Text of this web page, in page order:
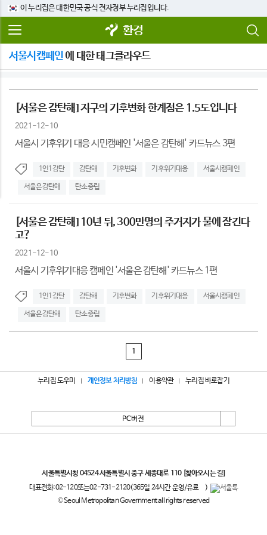
이 누리집은 대한민국 공식 전자정부 누리집입니다.
환경
서울시캠페인 에 대한 태그클라우드
[서울은 감탄해] 지구의 기후변화 한계점은 1.5도입니다
2021-12-10
서울시 기후위기 대응 시민캠페인 '서울은 감탄해' 카드뉴스 3편
1인1감탄 감탄해 기후변화 기후위기대응 서울시캠페인
서울은감탄해 탄소중립
[서울은 감탄해] 10년 뒤, 300만명의 주거지가 물에 잠긴다
고?
2021-12-10
서울시 기후위기대응 캠페인 '서울은 감탄해' 카드뉴스 1편
1인1감탄 감탄해 기후변화 기후위기대응 서울시캠페인
서울은감탄해 탄소중립
1
누리집 도우미 개인정보 처리방침 이용약관 누리집 바로잡기
PC버전
서울특별시청 04524 서울특별시 중구 세종대로 110 [찾아오시는 길]
대표전화:02-120또는02-731-2120(365일 24시간 운영/유료
)
© Seoul Metropolitan Government all rights reserved